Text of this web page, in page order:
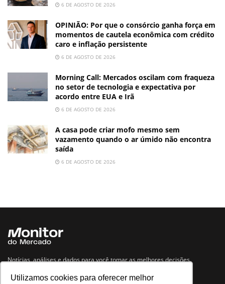
Utilizamos cookies para oferecer melhor
6 DE AGOSTO DE 2026
OPINIÃO: Por que o consórcio ganha força em
momentos de cautela econômica com crédito
caro e inflação persistente
6 DE AGOSTO DE 2026
Morning Call: Mercados oscilam com fraqueza
no setor de tecnologia e expectativa por
acordo entre EUA e Irã
6 DE AGOSTO DE 2026
A casa pode criar mofo mesmo sem
vazamento quando o ar úmido não encontra
saída
6 DE AGOSTO DE 2026
Notícias, análises e dados para você tomar as melhores decisões.
Navegue no site